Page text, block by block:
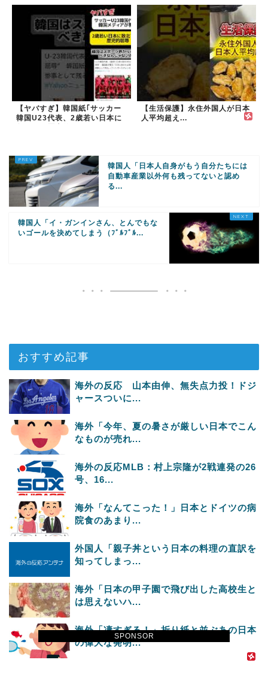
SPONSOR
【ヤバすぎ】韓国紙｢サッカー
韓国U23代表、2歳若い日本に
【生活保護】永住外国人が日本
人平均超え...
韓国人「日本人自身がもう自分たちには
自動車産業以外何も残ってないと認め
る...
韓国人「イ・ガンインさん、とんでもな
いゴールを決めてしまう（ﾌﾞﾙﾌﾞﾙ...
おすすめ記事
海外の反応 山本由伸、無失点力投！ドジ
ャースついに...
海外「今年、夏の暑さが厳しい日本でこん
なものが売れ...
海外の反応MLB：村上宗隆が2戦連発の26
号、16...
海外「なんてこった！」日本とドイツの病
院食のあまり...
外国人「親子丼という日本の料理の直訳を
知ってしまっ...
海外「日本の甲子園で飛び出した高校生と
は思えないハ...
海外「凄すぎる！」折り紙と並ぶあの日本
の偉大な発明...